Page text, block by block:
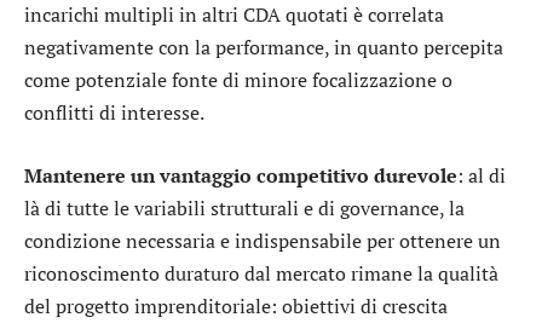
incarichi multipli in altri CDA quotati è correlata
negativamente con la performance, in quanto percepita
come potenziale fonte di minore focalizzazione o
conflitti di interesse.
Mantenere un vantaggio competitivo durevole: al di
là di tutte le variabili strutturali e di governance, la
condizione necessaria e indispensabile per ottenere un
riconoscimento duraturo dal mercato rimane la qualità
del progetto imprenditoriale: obiettivi di crescita